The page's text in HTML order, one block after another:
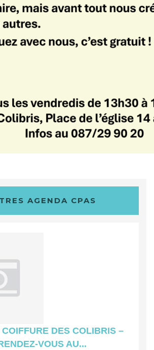
AGENDA CPAS
DES COLIBRIS –
VOUS AU...